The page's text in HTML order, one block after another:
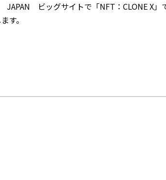
ビッグサイトで「NFT：CLONE X」
す。